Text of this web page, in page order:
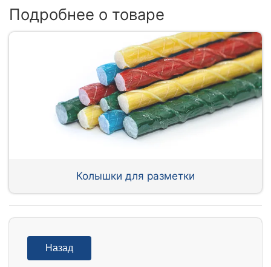
Подробнее о товаре
Колышки для разметки
Назад